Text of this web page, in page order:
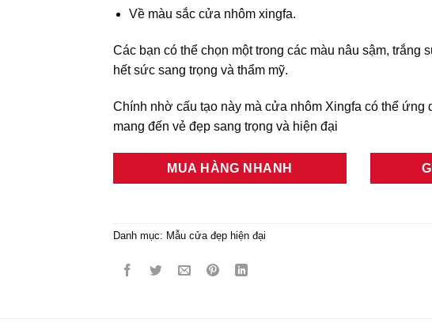
Về màu sắc cửa nhôm xingfa.
Các bạn có thể chọn một trong các màu nâu sậm, trắng
hết sức sang trọng và thẩm mỹ.
Chính nhờ cấu tạo này mà cửa nhôm Xingfa có thể ứng
mang đến vẻ đẹp sang trọng và hiện đại
MUA HÀNG NHANH
Danh mục: Mẫu cửa đẹp hiện đại